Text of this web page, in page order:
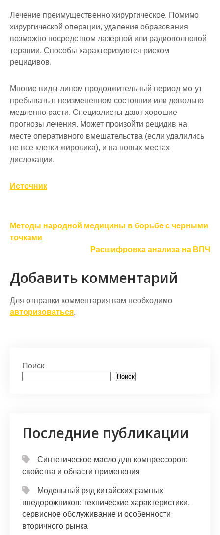
Лечение преимущественно хирургическое. Помимо
хирургической операции, удаление образования
возможно посредством лазерной или радиоволновой
терапии. Способы характеризуются риском
рецидивов.
Многие виды липом продолжительный период могут
пребывать в неизмененном состоянии или довольно
медленно расти. Специалисты дают хорошие
прогнозы лечения. Может произойти рецидив на
месте оперативного вмешательства (если удалились
не все клетки жировика), и на новых местах
дислокации.
Источник
Навигация
по
Методы народной медицины в борьбе с черными
точками
Расшифровка анализа на ВПЧ
Добавить комментарий
Для отправки комментария вам необходимо
авторизоваться.
Поиск
Поиск
Последние публикации
Синтетическое масло для компрессоров:
свойства и области применения
Модельный ряд китайских рамных
внедорожников: технические характеристики,
сервисное обслуживание и особенности
вторичного рынка